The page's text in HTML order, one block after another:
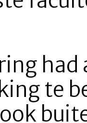
had
te